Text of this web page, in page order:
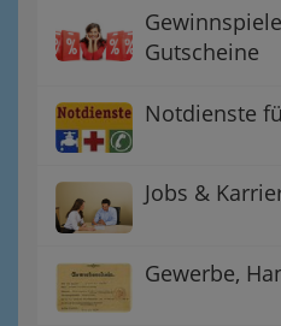
Gutscheine
Notdienste
Jobs &
Gewerbe,